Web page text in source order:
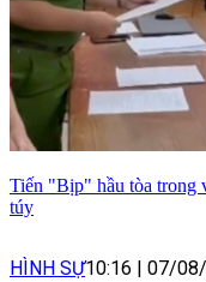
Tiến "Bịp" hầu tòa trong
túy
HÌNH SỰ10:16 | 07/